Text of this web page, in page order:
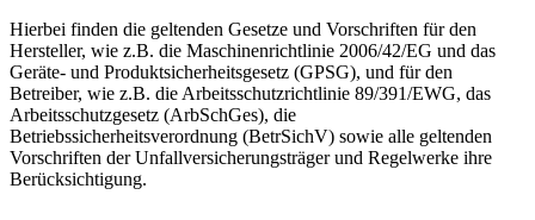
Hierbei finden die geltenden Gesetze und Vorschriften für den
Hersteller, wie z.B. die Maschinenrichtlinie 2006/42/EG und das
Geräte- und Produktsicherheitsgesetz (GPSG), und für den
Betreiber, wie z.B. die Arbeitsschutzrichtlinie 89/391/EWG, das
Arbeitsschutzgesetz (ArbSchGes), die
Betriebssicherheitsverordnung (BetrSichV) sowie alle geltenden
Vorschriften der Unfallversicherungsträger und Regelwerke ihre
Berücksichtigung.